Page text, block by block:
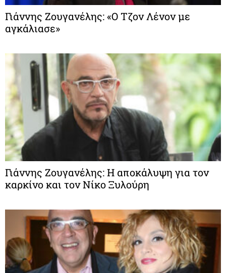
Γιάννης Ζουγανέλης: «Ο Τζον Λένον με
αγκάλιασε»
Γιάννης Ζουγανέλης: Η αποκάλυψη για τον
καρκίνο και τον Νίκο Ξυλούρη